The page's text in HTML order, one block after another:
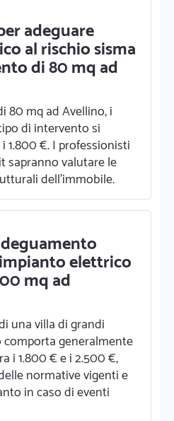
adeguare
al rischio sisma
di 80 mq ad
80 mq ad Avellino, i
di intervento si
€. I professionisti
sapranno valutare le
dell'immobile.
elettrico
mq ad
una villa di grandi
generalmente
i 1.800 € e i 2.500 €,
normative vigenti e
in caso di eventi